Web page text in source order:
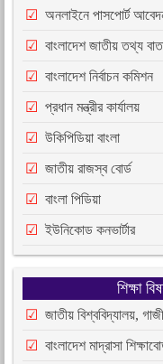
অনলাইনে পাসপোর্ট
বাংলাদেশ জাতীয় তথ্য
বাংলাদেশ নির্বাচন কমিশন
প্রধান মন্ত্রীর কার্যালয়
উকিপিডিয়া বাংলা
জাতীয় রাজস্ব বোর্ড
বাংলা পিডিয়া
ইউনিকোড কনভার্টার
শিক্ষা
জাতীয় বিশ্ববিদ্যালয়,
বাংলাদেশ মাদ্রাসা